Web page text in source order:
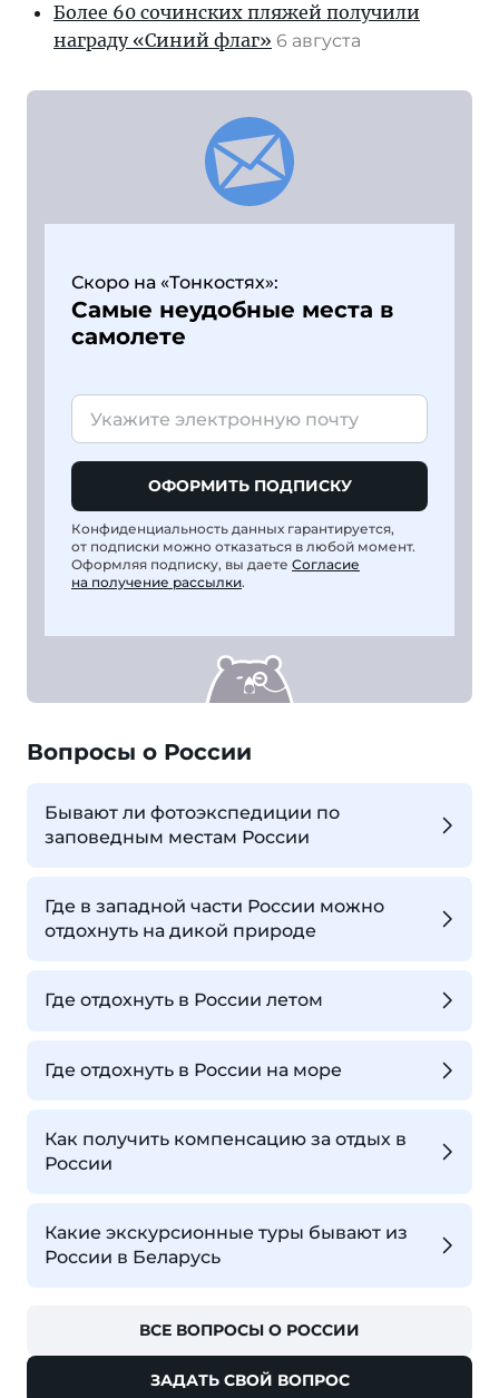
Более 60 сочинских пляжей получили
награду «Синий флаг» 6 августа
Скоро на «Тонкостях»:
Самые неудобные места в
самолете
ОФОРМИТЬ ПОДПИСКУ
Конфиденциальность данных гарантируется,
от подписки можно отказаться в любой момент.
Оформляя подписку, вы даете Согласие
на получение рассылки.
Вопросы о России
Бывают ли фотоэкспедиции по
заповедным местам России
Где в западной части России можно
отдохнуть на дикой природе
Где отдохнуть в России летом
Где отдохнуть в России на море
Как получить компенсацию за отдых в
России
Какие экскурсионные туры бывают из
России в Беларусь
ВСЕ ВОПРОСЫ О РОССИИ
ЗАДАТЬ СВОЙ ВОПРОС